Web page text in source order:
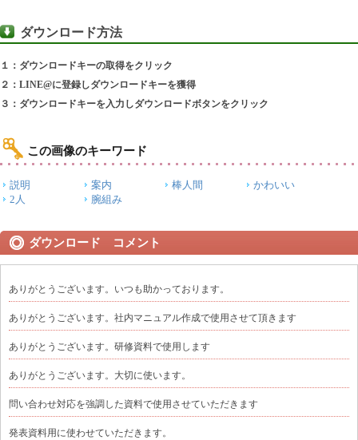
ダウンロード方法
１：ダウンロードキーの取得をクリック
２：LINE@に登録しダウンロードキーを獲得
３：ダウンロードキーを入力しダウンロードボタンをクリック
この画像のキーワード
説明 案内 棒人間
かわいい
2人
腕組み
ダウンロード コメント
ありがとうございます。いつも助かっております。
ありがとうございます。社内マニュアル作成で使用させて頂きます
ありがとうございます。研修資料で使用します
ありがとうございます。大切に使います。
問い合わせ対応を強調した資料で使用させていただきます
発表資料用に使わせていただきます。